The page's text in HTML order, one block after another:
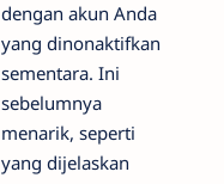
dengan akun Anda
yang dinonaktifkan
sementara. Ini
sebelumnya
menarik, seperti
yang dijelaskan